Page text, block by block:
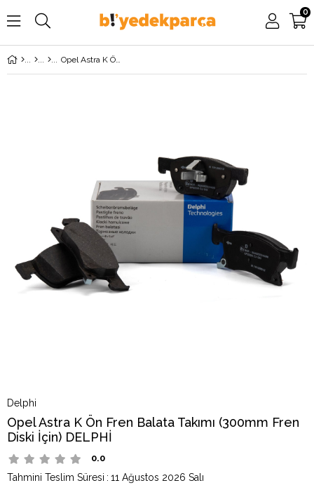
0
Opel Astra K Ön Fren Balata Takımı (300mm Fren Diski İçin) DELPHİ
Delphi
Opel Astra K Ön Fren Balata Takımı (300mm Fren
Diski İçin) DELPHİ
0.0
Tahmini Teslim Süresi : 11 Ağustos 2026 Salı